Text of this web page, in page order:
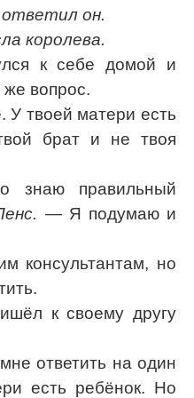
ответил он.
королева.
к себе домой и
вопрос.
твоей матери есть
брат и не твоя
правильный
— Я подумаю и
консультантам, но
к своему другу
ответить на один
есть ребёнок. Но